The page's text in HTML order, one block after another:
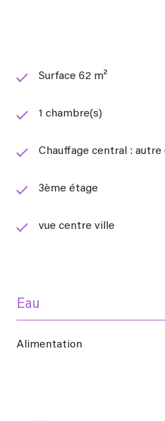
Surface 62 m²
1 chambre(s)
Chauffage central : autre
3ème étage
vue centre ville
Eau
Alimentation